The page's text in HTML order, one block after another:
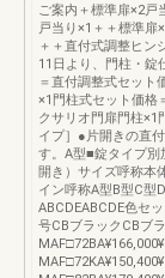
ご案内＋標準扉×2戸
戸当り×1＋＋標準扉
＋＋直付式調整ヒン
11日より、門柱・錠
＝直付調整式セット
×1門柱式セット価格
クサリオ門扉門柱×1
イプ］●片開きの直
す。A型■錠タイプ
開き）サイズ呼称本
イン呼称A型B型C型
ABCDEABCDE色セ
号CBブラックCBブ